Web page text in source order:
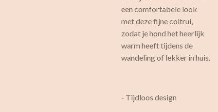
een comfortabele look
met deze fijne coltrui,
zodat je hond het heerlijk
warm heeft tijdens de
wandeling of lekker in huis.
- Tijdloos design